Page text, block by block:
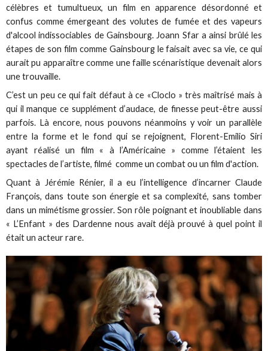
célèbres et tumultueux, un film en apparence désordonné et
confus comme émergeant des volutes de fumée et des vapeurs
d'alcool indissociables de Gainsbourg. Joann Sfar a ainsi brûlé les
étapes de son film comme Gainsbourg le faisait avec sa vie, ce qui
aurait pu apparaître comme une faille scénaristique devenait alors
une trouvaille.
C’est un peu ce qui fait défaut à ce «Cloclo » très maîtrisé mais à
qui il manque ce supplément d’audace, de finesse peut-être aussi
parfois. Là encore, nous pouvons néanmoins y voir un parallèle
entre la forme et le fond qui se rejoignent, Florent-Emilio Siri
ayant réalisé un film « à l’Américaine » comme l’étaient les
spectacles de l’artiste, filmé comme un combat ou un film d'action.
Quant à Jérémie Rénier, il a eu l’intelligence d’incarner Claude
François, dans toute son énergie et sa complexité, sans tomber
dans un mimétisme grossier. Son rôle poignant et inoubliable dans
« L’Enfant » des Dardenne nous avait déjà prouvé à quel point il
était un acteur rare.